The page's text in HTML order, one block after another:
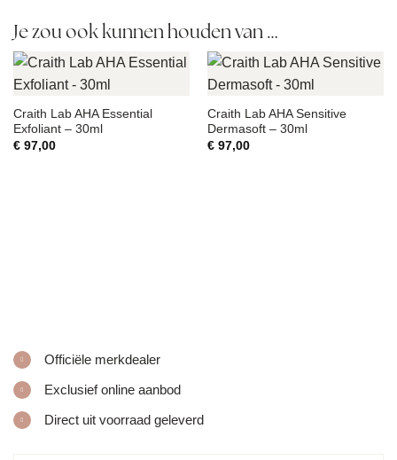
Je zou ook kunnen houden van …
Craith Lab AHA Essential
Exfoliant – 30ml
€97,00
Craith Lab AHA Sensitive
Dermasoft – 30ml
€97,00
Officiële merkdealer
Exclusief online aanbod
Direct uit voorraad geleverd